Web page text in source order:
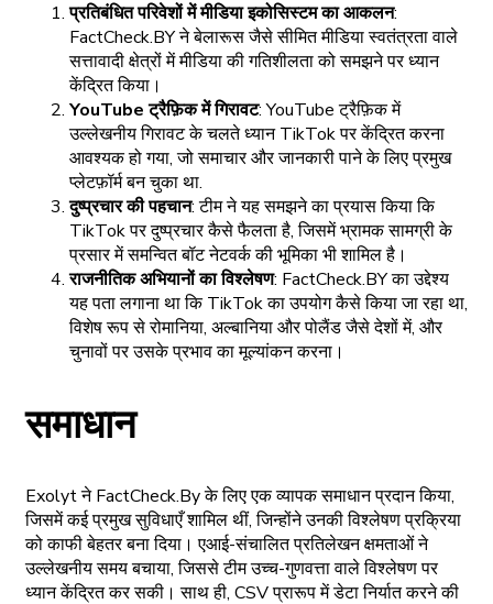
प्रतिबंधित परिवेशों में मीडिया इकोसिस्टम का आकलन:
FactCheck.BY ने बेलारूस जैसे सीमित मीडिया स्वतंत्रता वाले
सत्तावादी क्षेत्रों में मीडिया की गतिशीलता को समझने पर ध्यान
केंद्रित किया।
YouTube ट्रैफ़िक में गिरावट: YouTube ट्रैफ़िक में
उल्लेखनीय गिरावट के चलते ध्यान TikTok पर केंद्रित करना
आवश्यक हो गया, जो समाचार और जानकारी पाने के लिए प्रमुख
प्लेटफ़ॉर्म बन चुका था.
दुष्प्रचार की पहचान: टीम ने यह समझने का प्रयास किया कि
TikTok पर दुष्प्रचार कैसे फैलता है, जिसमें भ्रामक सामग्री के
प्रसार में समन्वित बॉट नेटवर्क की भूमिका भी शामिल है।
राजनीतिक अभियानों का विश्लेषण: FactCheck.BY का उद्देश्य
यह पता लगाना था कि TikTok का उपयोग कैसे किया जा रहा था,
विशेष रूप से रोमानिया, अल्बानिया और पोलैंड जैसे देशों में, और
चुनावों पर उसके प्रभाव का मूल्यांकन करना।
समाधान
Exolyt ने FactCheck.By के लिए एक व्यापक समाधान प्रदान किया,
जिसमें कई प्रमुख सुविधाएँ शामिल थीं, जिन्होंने उनकी विश्लेषण प्रक्रिया
को काफी बेहतर बना दिया। एआई-संचालित प्रतिलेखन क्षमताओं ने
उल्लेखनीय समय बचाया, जिससे टीम उच्च-गुणवत्ता वाले विश्लेषण पर
ध्यान केंद्रित कर सकी। साथ ही, CSV प्रारूप में डेटा निर्यात करने की